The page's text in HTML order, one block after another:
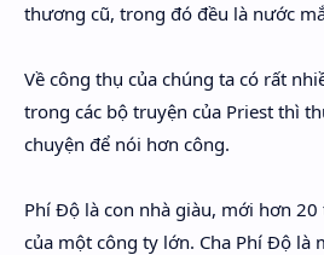
thương cũ, trong đó đều là nước
Về công thụ của chúng ta có rất
trong các bộ truyện của Priest thì
chuyện để nói hơn công.
Phí Độ là con nhà giàu, mới hơn
của một công ty lớn. Cha Phí Độ là